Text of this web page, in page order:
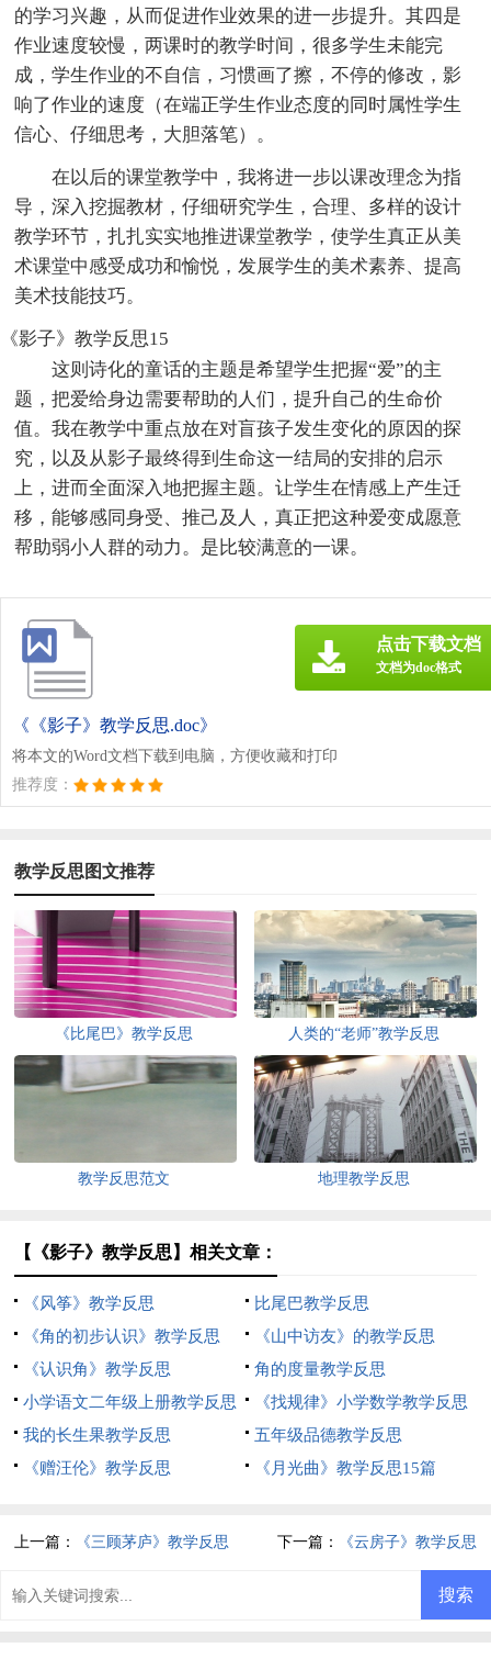
的学习兴趣，从而促进作业效果的进一步提升。其四是
作业速度较慢，两课时的教学时间，很多学生未能完
成，学生作业的不自信，习惯画了擦，不停的修改，影
响了作业的速度（在端正学生作业态度的同时属性学生
信心、仔细思考，大胆落笔）。
在以后的课堂教学中，我将进一步以课改理念为指
导，深入挖掘教材，仔细研究学生，合理、多样的设计
教学环节，扎扎实实地推进课堂教学，使学生真正从美
术课堂中感受成功和愉悦，发展学生的美术素养、提高
美术技能技巧。
《影子》教学反思15
这则诗化的童话的主题是希望学生把握“爱”的主
题，把爱给身边需要帮助的人们，提升自己的生命价
值。我在教学中重点放在对盲孩子发生变化的原因的探
究，以及从影子最终得到生命这一结局的安排的启示
上，进而全面深入地把握主题。让学生在情感上产生迁
移，能够感同身受、推己及人，真正把这种爱变成愿意
帮助弱小人群的动力。是比较满意的一课。
《《影子》教学反思.doc》
将本文的Word文档下载到电脑，方便收藏和打印
推荐度：
点击下载文档
文档为doc格式
教学反思图文推荐
《比尾巴》教学反思 人类的“老师”教学反思
教学反思范文 地理教学反思
【《影子》教学反思】相关文章：
《风筝》教学反思
比尾巴教学反思
《角的初步认识》教学反思
《山中访友》的教学反思
《认识角》教学反思
角的度量教学反思
小学语文二年级上册教学反思
《找规律》小学数学教学反思
我的长生果教学反思
五年级品德教学反思
《赠汪伦》教学反思
《月光曲》教学反思15篇
上一篇： 《三顾茅庐》教学反思 下一篇： 《云房子》教学反思